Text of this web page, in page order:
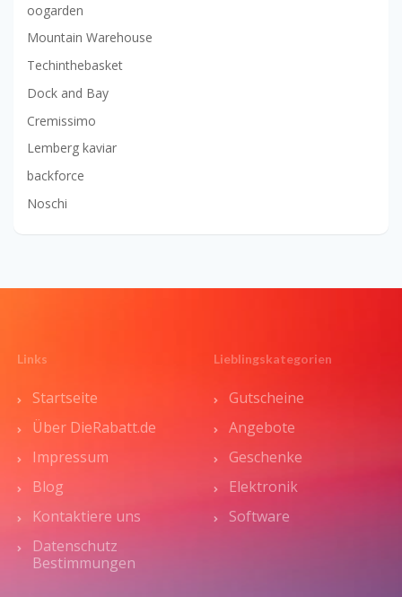
oogarden
Mountain Warehouse
Techinthebasket
Dock and Bay
Cremissimo
Lemberg kaviar
backforce
Noschi
Links
Startseite
Über DieRabatt.de
Impressum
Blog
Kontaktiere uns
Datenschutz
Bestimmungen
Lieblingskategorien
Gutscheine
Angebote
Geschenke
Elektronik
Software